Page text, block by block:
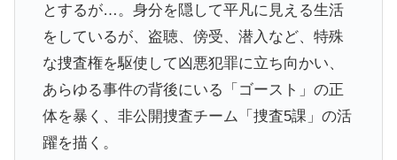
とするが…。身分を隠して平凡に見える生活
をしているが、盗聴、傍受、潜入など、特殊
な捜査権を駆使して凶悪犯罪に立ち向かい、
あらゆる事件の背後にいる「ゴースト」の正
体を暴く、非公開捜査チーム「捜査5課」の活
躍を描く。